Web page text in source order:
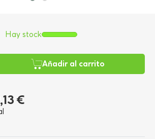
€
Añadir al carrito
Hay stock